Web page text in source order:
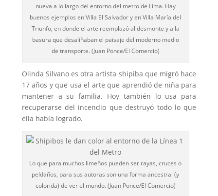
nueva a lo largo del entorno del metro de Lima. Hay
buenos ejemplos en Villa El Salvador y en Villa María del
Triunfo, en donde el arte reemplazó al desmonte y a la
basura que desaliñaban el paisaje del moderno medio
de transporte. (Juan Ponce/El Comercio)
Olinda Silvano es otra artista shipiba que migró hace
17 años y que usa el arte que aprendió de niña para
mantener a su familia. Hoy también lo usa para
recuperarse del incendio que destruyó todo lo que
ella había logrado.
Lo que para muchos limeños pueden ser rayas, cruces o
peldaños, para sus autoras son una forma ancestral (y
colorida) de ver el mundo. (Juan Ponce/El Comercio)